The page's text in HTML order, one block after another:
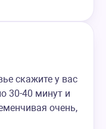
скажите у вас
30-40 минут и
очень,